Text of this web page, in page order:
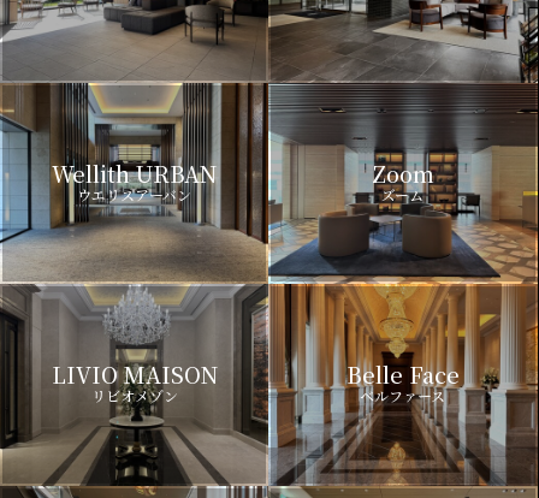
Wellith URBAN
ウエリスアーバン
Zoom
ズーム
LIVIO MAISON
リビオメゾン
Belle Face
ベルファース